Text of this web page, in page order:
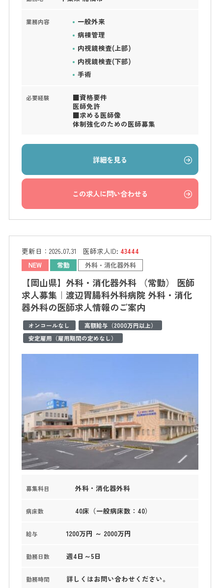
業務内容
一般外来
病棟管理
内視鏡検査(上部)
内視鏡検査(下部)
手術
必要経験
■資格要件
医師免許
■求める医師像
体制強化のための医師募集
詳細を見る
この求人に問い合わせる
更新日： 2026.07.31 医師求人ID: 43444
NEW 常勤 外科・消化器外科
【岡山県】外科・消化器外科 （常勤） 医師
求人募集｜渡辺胃腸科外科病院 外科・消化
器外科の医師求人情報のご案内
オンコールなし
高額給与（2000万円以上）
安定雇用（雇用期間の定めなし）
募集科目 外科・消化器外科
病床数 40床（一般病床数：40）
給与 1200万円 ～ 2000万円
勤務日数 週4日～5日
勤務時間 詳しくはお問い合わせください。